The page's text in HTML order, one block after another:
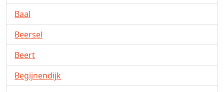
Baal
Beersel
Beert
Begijnendijk